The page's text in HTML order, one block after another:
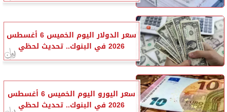
سعر الدولار اليوم الخميس 6 أغسطس
2026 في البنوك.. تحديث لحظي
سعر اليورو اليوم الخميس 6 أغسطس
2026 في البنوك.. تحديث لحظي